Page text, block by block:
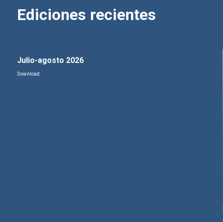
Ediciones recientes
Julio-agosto 2026
Download